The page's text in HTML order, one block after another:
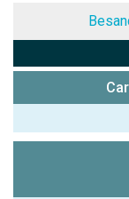
Note que vous
7x4 (en